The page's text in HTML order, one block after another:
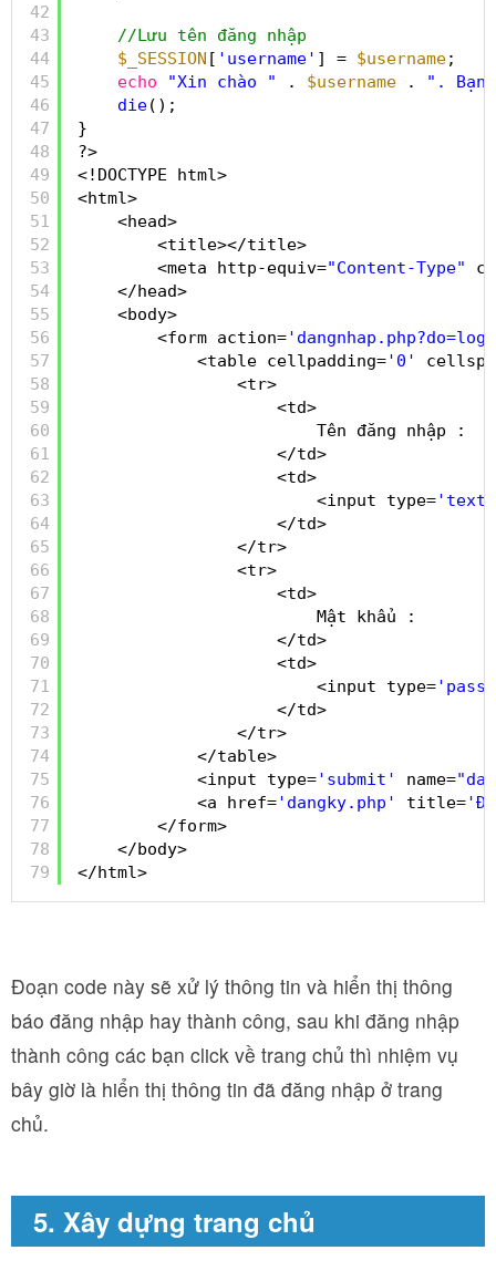
42
43
44
45
46
47
48
49
50
51
52
53
54
55
56
57
58
59
60
61
62
63
64
65
66
67
68
69
70
71
72
73
74
75
76
77
78
79
//Lưu tên đăng nhập
$_SESSION [ 'username' ] = $username;
echo
"Xin chào " . $username .
". Bạn
die();
}
?>
<!DOCTYPE html>
<html>
<head>
<title></title>
<meta http-equiv="Content-Type"
</head>
<body>
<form action=
<table cellpadding='0'
<tr>
<td>
Tên đăng nhập :
</td>
<td>
<input type='text'
</td>
</tr>
<tr>
<td>
Mật khẩu :
</td>
<td>
<input type=
</td>
</tr>
</table>
<input type='submit' name=
<a href='dangky.php' title=
</form>
</body>
</html>
Đoạn code này sẽ xử lý thông tin và hiển thị thông
báo đăng nhập hay thành công, sau khi đăng nhập
thành công các bạn click về trang chủ thì nhiệm vụ
bây giờ là hiển thị thông tin đã đăng nhập ở trang
chủ.
5. Xây dựng trang chủ